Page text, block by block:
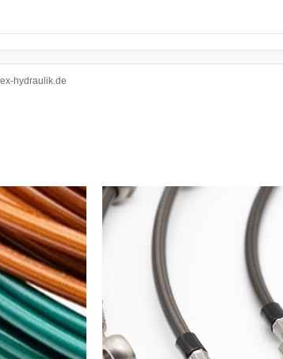
hydraulik.de